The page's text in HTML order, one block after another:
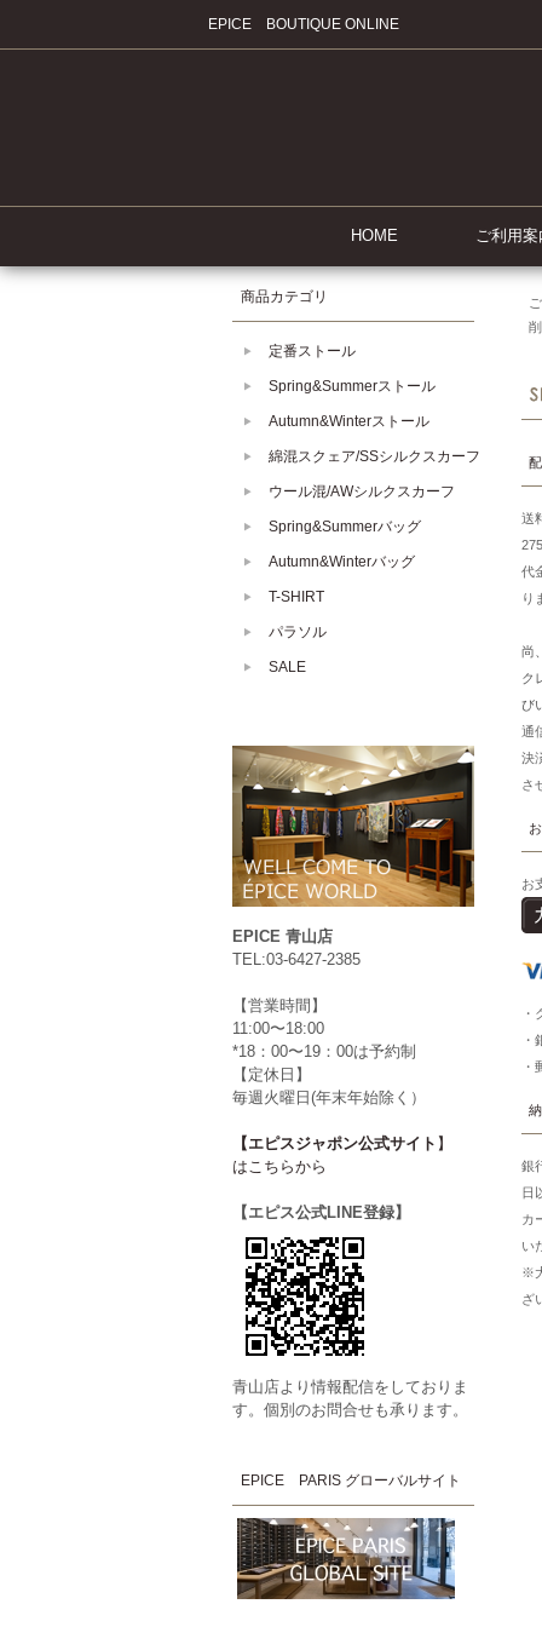
EPICE BOUTIQUE ONLINE
HOME ご利用案
送
代
り
尚
ク
び
通
決
さ
お
・
・
銀
日
カ
い
※
ざ
商品カテゴリ
定番ストール
Spring&Summerストール
Autumn&Winterストール
綿混スクェア/SSシルクスカーフ
ウール混/AWシルクスカーフ
Spring&Summerバッグ
Autumn&Winterバッグ
T-SHIRT
パラソル
SALE
EPICE 青山店
TEL:03-6427-2385
【営業時間】
11:00〜18:00
*18：00〜19：00は予約制
【定休日】
毎週火曜日(年末年始除く）
【エピスジャポン公式サイト 】
はこちらから
【エピス公式LINE登録】
青山店より情報配信をしておりま
す。個別のお問合せも承ります。
EPICE PARIS グローバルサイト